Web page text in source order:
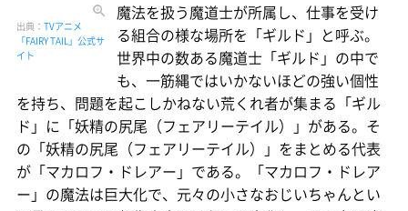
出典： TVアニメ
「FAIRY TAIL」公式サ
イト
魔法を扱う魔道士が所属し、仕事を受け
る組合の様な場所を「ギルド」と呼ぶ。
世界中の数ある魔道士「ギルド」の中で
も、一筋縄ではいかないほどの強い個性
を持ち、問題を起こしかねない荒くれ者が集まる「ギル
ド」に「妖精の尻尾（フェアリーテイル）」がある。そ
の「妖精の尻尾（フェアリーテイル）」をまとめる代表
が「マカロフ・ドレアー」である。「マカロフ・ドレア
ー」の魔法は巨大化で、元々の小さなおじいちゃんとい